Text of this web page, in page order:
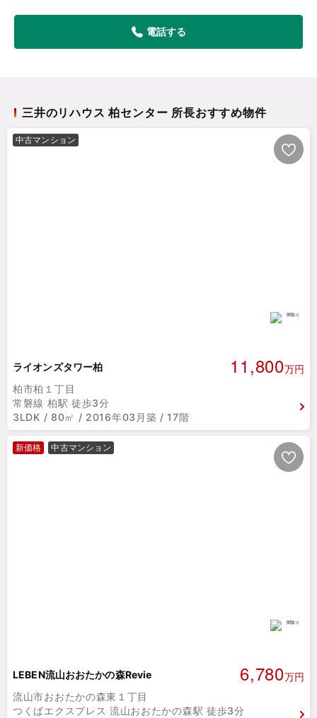
電話する
三井のリハウス 柏センター 所長おすすめ物件
中古マンション
ライオンズタワー柏 11,800万円
柏市柏１丁目
常磐線 柏駅 徒歩3分
3LDK / 80㎡ / 2016年03月築 / 17階
新価格 中古マンション
LEBEN流山おおたかの森Revie 6,780万円
流山市おおたかの森東１丁目
つくばエクスプレス 流山おおたかの森駅 徒歩3分